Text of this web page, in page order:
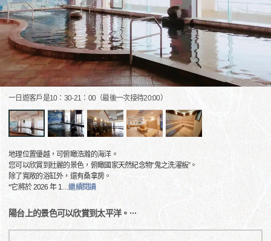
一日遊客戶是10：30-21：00（最後一次接待20:00）
地理位置優越，可俯瞰浩瀚的海洋。
您可以欣賞到壯麗的景色，俯瞰國家天然紀念物“鬼之洗濯板”。
除了寬敞的浴缸外，還有桑拿房。
*它將於 2026 年 1…繼續閱讀
陽台上的景色可以欣賞到太平洋。···